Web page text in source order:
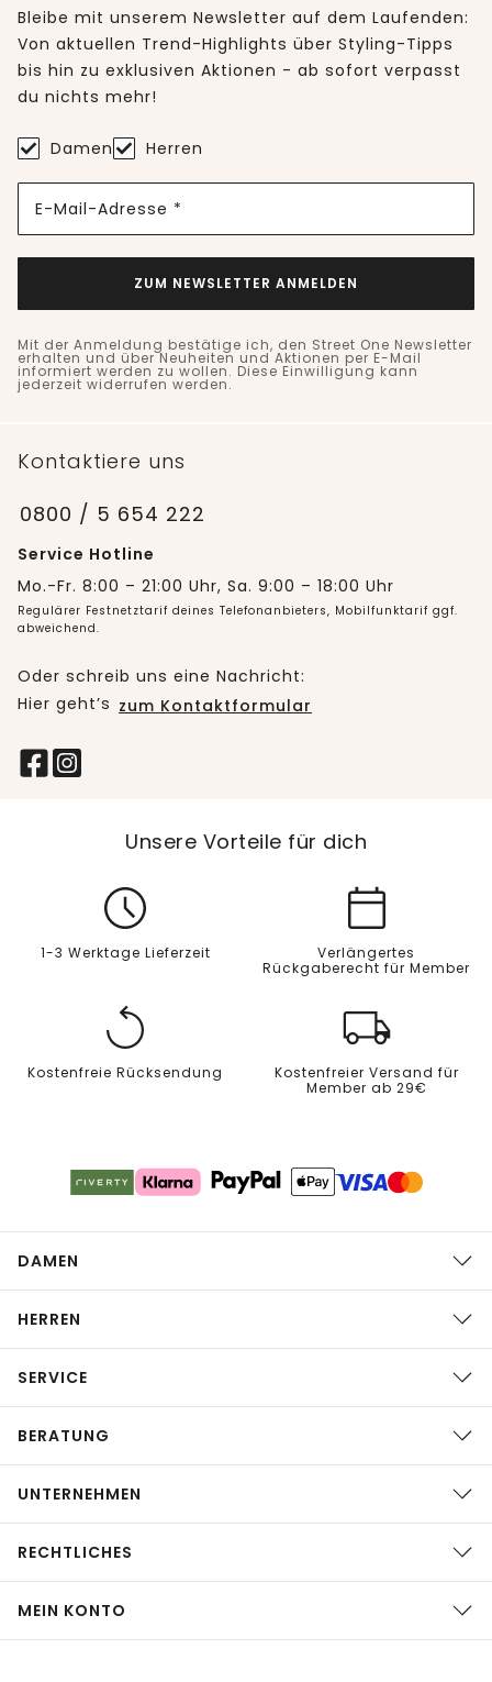
Bleibe mit unserem Newsletter auf dem Laufenden:
Von aktuellen Trend-Highlights über Styling-Tipps
bis hin zu exklusiven Aktionen - ab sofort verpasst
du nichts mehr!
Damen Herren
E-Mail-Adresse *
ZUM NEWSLETTER ANMELDEN
Mit der Anmeldung bestätige ich, den Street One Newsletter
erhalten und über Neuheiten und Aktionen per E-Mail
informiert werden zu wollen. Diese Einwilligung kann
jederzeit widerrufen werden.
Kontaktiere uns
0800 / 5 654 222
Service Hotline
Mo.-Fr. 8:00 – 21:00 Uhr, Sa. 9:00 – 18:00 Uhr
Regulärer Festnetztarif deines Telefonanbieters, Mobilfunktarif ggf.
abweichend.
Oder schreib uns eine Nachricht:
Hier geht’s zum Kontaktformular
Unsere Vorteile für dich
1-3 Werktage Lieferzeit
Verlängertes
Rückgaberecht für Member
Kostenfreie Rücksendung
Kostenfreier Versand für
Member ab 29€
DAMEN
HERREN
SERVICE
BERATUNG
UNTERNEHMEN
RECHTLICHES
MEIN KONTO